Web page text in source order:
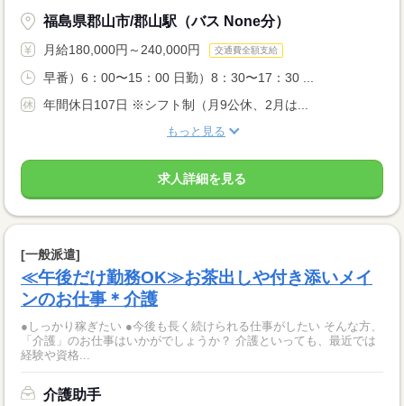
福島県郡山市/郡山駅（バス None分）
月給180,000円～240,000円 交通費全額支給
早番）6：00〜15：00 日勤）8：30〜17：30 ...
年間休日107日 ※シフト制（月9公休、2月は...
もっと見る
求人詳細を見る
[一般派遣]
≪午後だけ勤務OK≫お茶出しや付き添いメイ
ンのお仕事＊介護
●しっかり稼ぎたい ●今後も長く続けられる仕事がしたい そんな方、
「介護」のお仕事はいかがでしょうか？ 介護といっても、最近では
経験や資格...
介護助手